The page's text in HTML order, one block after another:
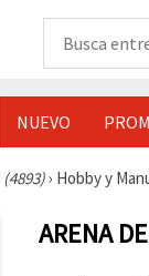
NUEVO
(4893)› Hobby y
ARENA